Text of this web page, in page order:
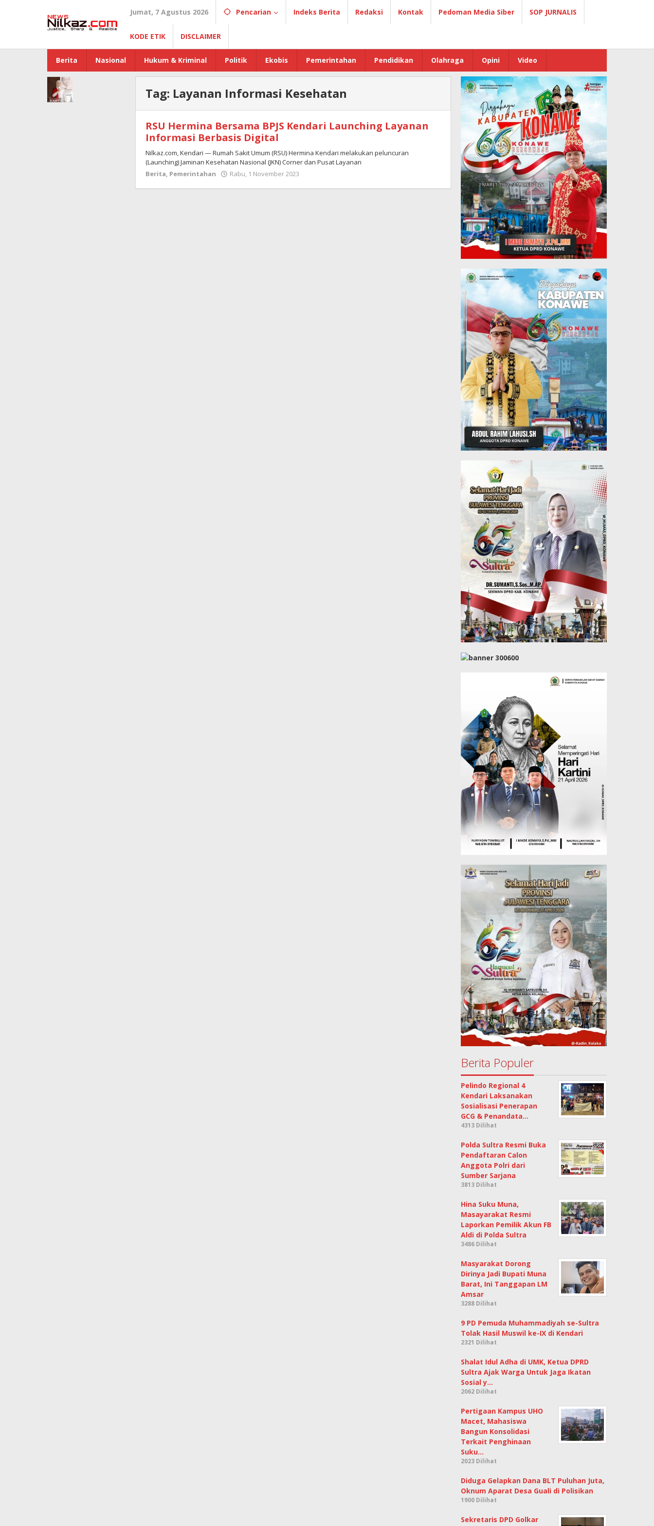
Jumat, 7 Agustus 2026 Pencarian Indeks Berita Redaksi Kontak Pedoman Media Siber SOP JURNALIS
KODE ETIK DISCLAIMER
Berita Nasional Hukum & Kriminal Politik Ekobis Pemerintahan Pendidikan Olahraga Opini Video
Tag: Layanan Informasi Kesehatan
RSU Hermina Bersama BPJS Kendari Launching Layanan
Informasi Berbasis Digital
Nilkaz.com, Kendari — Rumah Sakit Umum (RSU) Hermina Kendari melakukan peluncuran
(Launching) Jaminan Kesehatan Nasional (JKN) Corner dan Pusat Layanan
Berita, Pemerintahan Rabu, 1 November 2023
Berita Populer
Pelindo Regional 4
Kendari Laksanakan
Sosialisasi Penerapan
GCG & Penandata…
4313 Dilihat
Polda Sultra Resmi Buka
Pendaftaran Calon
Anggota Polri dari
Sumber Sarjana
3813 Dilihat
Hina Suku Muna,
Masayarakat Resmi
Laporkan Pemilik Akun FB
Aldi di Polda Sultra
3486 Dilihat
Masyarakat Dorong
Dirinya Jadi Bupati Muna
Barat, Ini Tanggapan LM
Amsar
3288 Dilihat
9 PD Pemuda Muhammadiyah se-Sultra
Tolak Hasil Muswil ke-IX di Kendari
2321 Dilihat
Shalat Idul Adha di UMK, Ketua DPRD
Sultra Ajak Warga Untuk Jaga Ikatan
Sosial y…
2062 Dilihat
Pertigaan Kampus UHO
Macet, Mahasiswa
Bangun Konsolidasi
Terkait Penghinaan
Suku…
2023 Dilihat
Diduga Gelapkan Dana BLT Puluhan Juta,
Oknum Aparat Desa Guali di Polisikan
1900 Dilihat
Sekretaris DPD Golkar